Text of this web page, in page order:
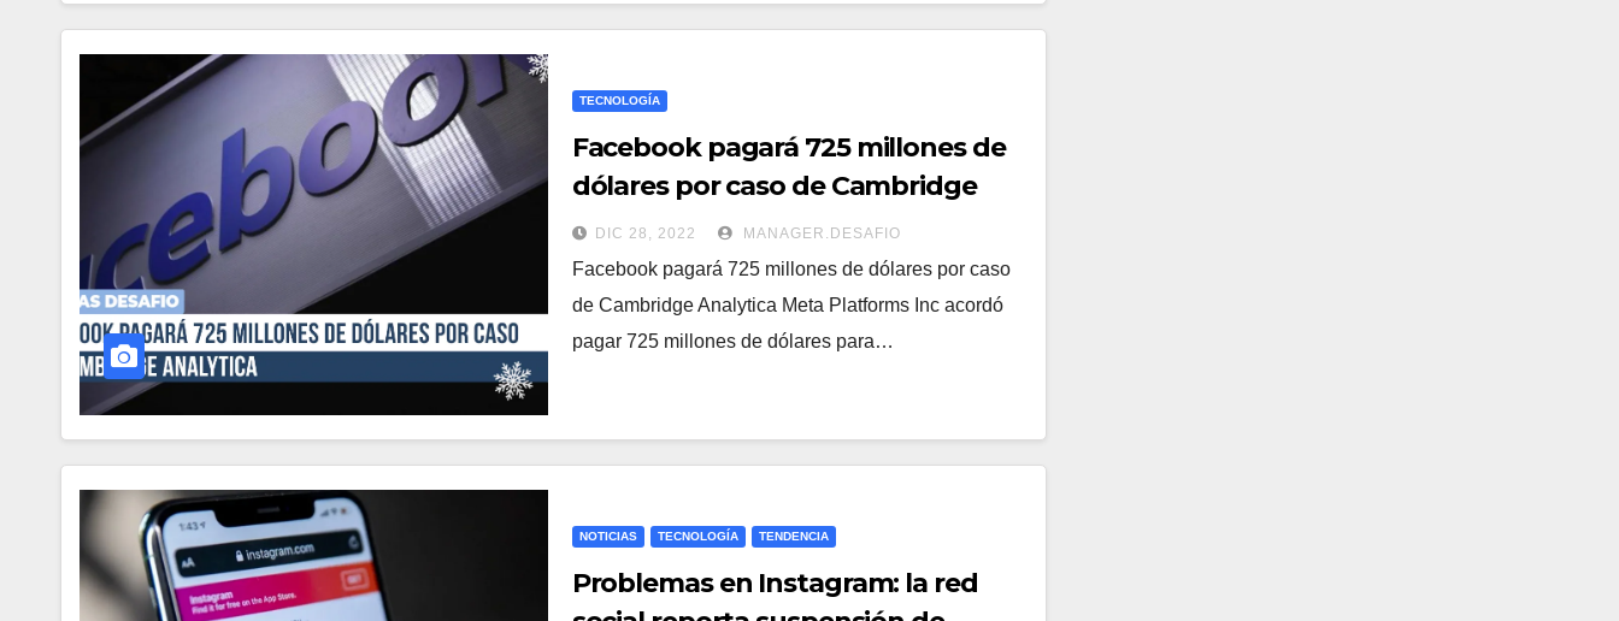
TECNOLOGÍA
Facebook pagará 725 millones de
dólares por caso de Cambridge
Analytica
DIC 28, 2022 MANAGER.DESAFIO
Facebook pagará 725 millones de dólares por caso
de Cambridge Analytica Meta Platforms Inc acordó
pagar 725 millones de dólares para…
NOTICIAS TECNOLOGÍA TENDENCIA
Problemas en Instagram: la red